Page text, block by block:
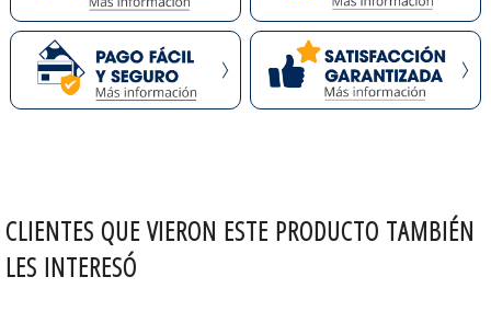
CLIENTES QUE VIERON ESTE PRODUCTO TAMBIÉN
LES INTERESÓ